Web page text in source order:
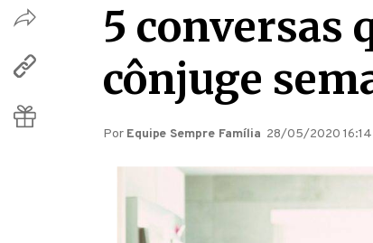
5 conversas
cônjuge
Por Equipe Sempre Família 28/05/2020 16:14